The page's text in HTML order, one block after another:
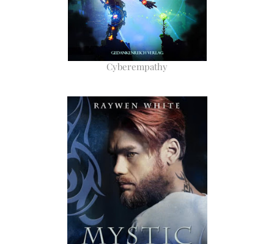
Cyberempathy